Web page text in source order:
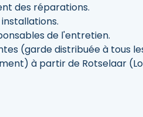
des réparations.
de l'entretien.
(garde distribuée à tous
à partir de Rotselaar